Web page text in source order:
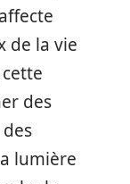
de la vie
des
lumière